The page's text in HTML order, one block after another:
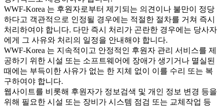
WWF-Korea 는 후원자로부터 제기되는 의견이나 불만이 정당
하다고 객관적으로 인정될 경우에는 적절한 절차를 거쳐 즉시
처리하여야 합니다. 다만 즉시 처리가 곤란한 경우에는 당사자
에게 그 사유와 처리의 일정을 안내해야 합니다.
WWF-Korea 는 지속적이고 안정적인 후원자 관리 서비스를 제
공하기 위한 시설 또는 소프트웨어에 장애가 생기거나 멸실된
때에는 부득이한 사유가 없는 한 지체 없이 이를 수리 또는 복
구하여야 합니다.
웹사이트를 비롯해 후원자가 정보검색 및 개인 정보 변경 등을
위해 필요한 시설 또는 장비가 시스템 점검 또는 교체작업 등